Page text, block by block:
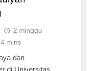
2 minggu
dan